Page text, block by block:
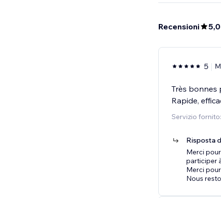
Recensioni 5,0
5
Très bonnes
Rapide,
Servizio
Risposta
Merci
participer
Merci
Nous